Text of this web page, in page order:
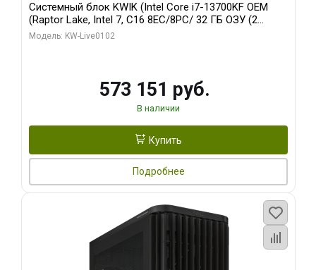
Системный блок KWIK (Intel Core i7-13700KF OEM
(Raptor Lake, Intel 7, C16 8EC/8PC/ 32 ГБ ОЗУ (2
модуля)/ Afox RTX4090 24GB GDDR6X 384-Bit 3xDP
Модель: KW-Live0102
573 151 руб.
В наличии
Купить
Подробнее